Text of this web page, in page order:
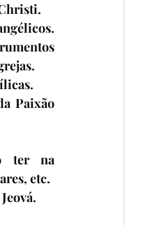
Paixão
ter na
etc.